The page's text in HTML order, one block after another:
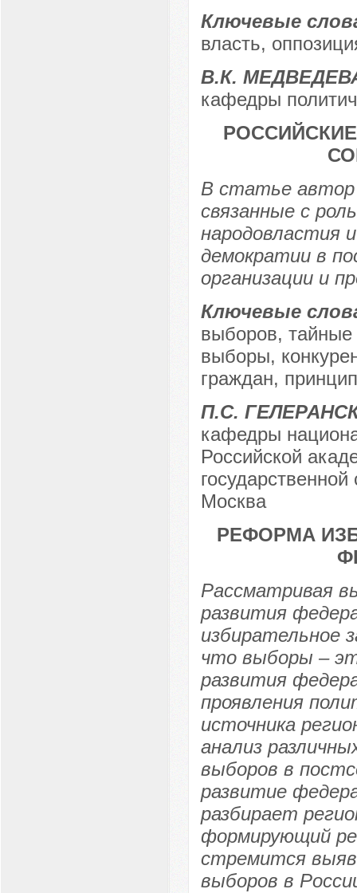
Ключевые
власть,
В.К.
кафедры
В статье автор
связанные с
народовластия
демократии в
организации и
Ключевые
выборов,
выборы,
граждан,
П.С.
кафедры
Российской
Москва
РЕФОРМА
Рассматривая
развития
избирательное
что выборы –
развития
проявления
источника
анализ
выборов в
развитие
разбирает
формирующий
стремится
выборов в